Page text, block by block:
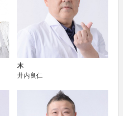
木
井内良仁